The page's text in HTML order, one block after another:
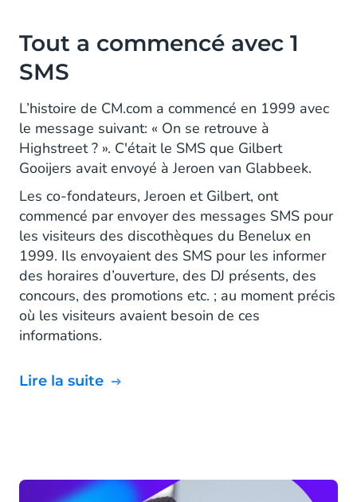
Tout a commencé avec 1
SMS
L’histoire de CM.com a commencé en 1999 avec
le message suivant: « On se retrouve à
Highstreet ? ». C'était le SMS que Gilbert
Gooijers avait envoyé à Jeroen van Glabbeek.
Les co-fondateurs, Jeroen et Gilbert, ont
commencé par envoyer des messages SMS pour
les visiteurs des discothèques du Benelux en
1999. Ils envoyaient des SMS pour les informer
des horaires d’ouverture, des DJ présents, des
concours, des promotions etc. ; au moment précis
où les visiteurs avaient besoin de ces
informations.
Lire la suite